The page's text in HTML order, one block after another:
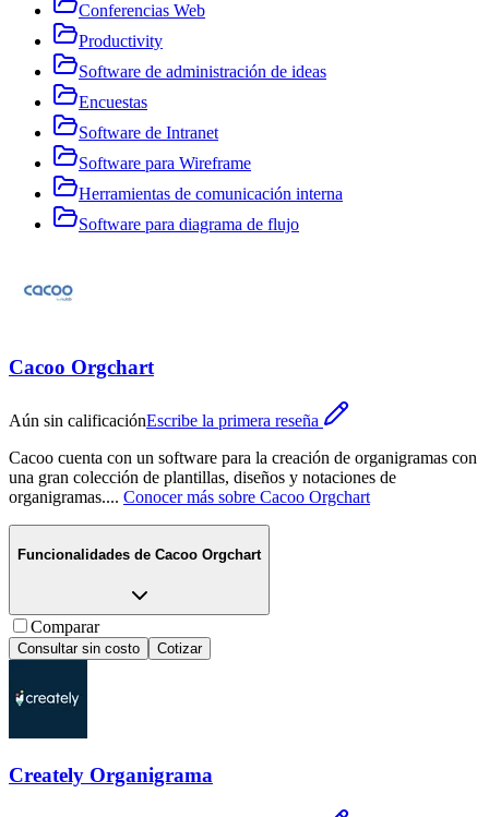
Conferencias Web
Productivity
Software de administración de ideas
Encuestas
Software de Intranet
Software para Wireframe
Herramientas de comunicación interna
Software para diagrama de flujo
Cacoo Orgchart
Aún sin calificaciónEscribe la primera reseña
Cacoo cuenta con un software para la creación de organigramas con
una gran colección de plantillas, diseños y notaciones de
organigramas.... Conocer más sobre Cacoo Orgchart
Funcionalidades de Cacoo Orgchart
Comparar
Consultar sin costo Cotizar
Creately Organigrama